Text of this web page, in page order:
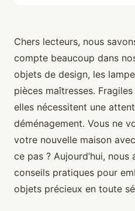
Chers lecteurs, nous
compte beaucoup dans
objets de design, les
pièces maîtresses.
elles nécessitent une
déménagement. Vous ne
votre nouvelle maison
ce pas ? Aujourd’hui,
conseils pratiques pour
objets précieux en toute